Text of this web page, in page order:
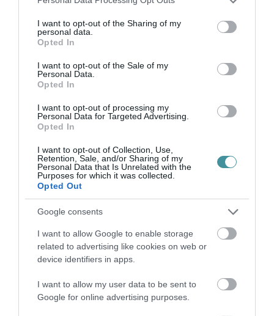
not limited to your visit or usage behaviour. You may click to
grant or deny consent to Google and its third-party tags to
use your data for below specified purposes in below Google
consent section.
I want to opt-out of the Sharing of my
personal data.
Opted In
I want to opt-out of the Sale of my
Personal Data.
Opted In
I want to opt-out of processing my
Personal Data for Targeted Advertising.
Opted In
I want to opt-out of Collection, Use,
Retention, Sale, and/or Sharing of my
Personal Data that Is Unrelated with the
Purposes for which it was collected.
Opted Out
Google consents
I want to allow Google to enable storage
related to advertising like cookies on web or
device identifiers in apps.
I want to allow my user data to be sent to
Google for online advertising purposes.
Ne maradjon le a legfrissebb hírekről, kövessen
bennünket az EGRI ÜGYEK Google Hírek oldalán!
VISSZA A FŐOLDALRA
Legfrissebb híreink
VIZET VISZNEK A VADAKNAK A BÜKK-
FENNSÍKRA – A TARTÓS SZÁR...
2026. augusztus 10